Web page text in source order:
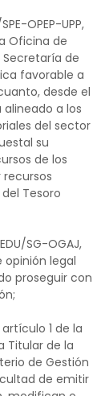
OPEP-UPP,
Oficina de
de
favorable a
desde el
a los
del sector
su
de los
recursos
Tesoro
SG-OGAJ,
opinión legal
proseguir con
1 de la
Titular de la
de Gestión
de emitir